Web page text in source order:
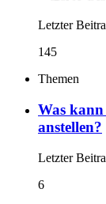
Letzter
145
Themen
Was
anstellen?
Letzter
6